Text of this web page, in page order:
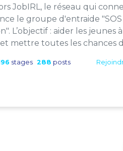
JobIRL, le réseau qui
le groupe d'entraide "SOS
L’objectif : aider les jeunes
mettre toutes les chances
stages 288 posts